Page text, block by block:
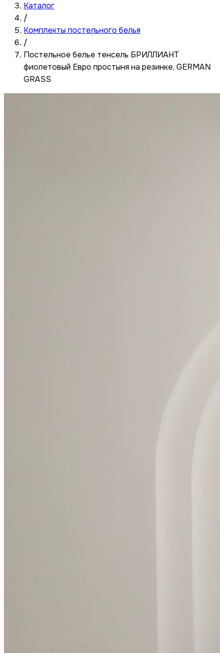
Каталог
/
Комплекты постельного белья
/
Постельное белье тенсель БРИЛЛИАНТ
фиолетовый Евро простыня на резинке, GERMAN
GRASS